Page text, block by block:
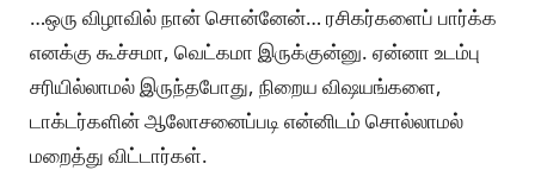
…ஒரு விழாவில் நான் சொன்னேன்… ரசிகர்களைப் பார்க்க
எனக்கு கூச்சமா, வெட்கமா இருக்குன்னு. ஏன்னா உடம்பு
சரியில்லாமல் இருந்தபோது, நிறைய விஷயங்களை,
டாக்டர்களின் ஆலோசனைப்படி என்னிடம் சொல்லாமல்
மறைத்து விட்டார்கள்.